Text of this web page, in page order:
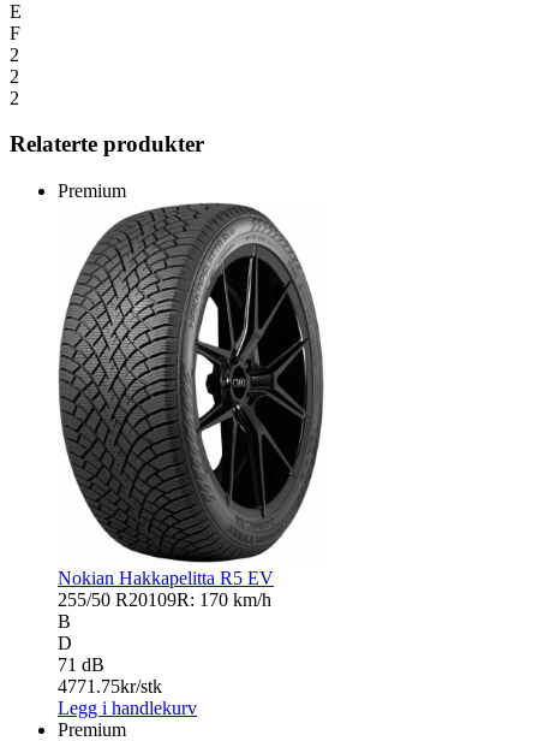
E
F
2
2
2
Relaterte produkter
Premium
Nokian Hakkapelitta R5 EV
255/50 R20109R: 170 km/h
B
D
71 dB
4771.75kr/stk
Legg i handlekurv
Premium